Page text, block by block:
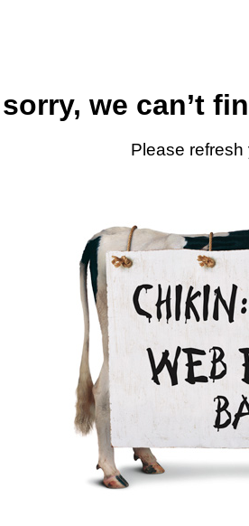
sorry, we can’t
Please refresh